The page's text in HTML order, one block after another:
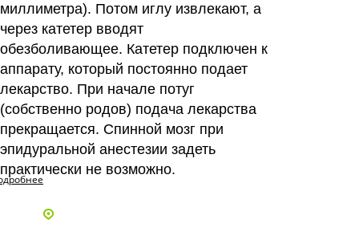
миллиметра). Потом иглу извлекают, а
через катетер вводят
обезболивающее. Катетер подключен к
аппарату, который постоянно подает
лекарство. При начале потуг
(собственно родов) подача лекарства
прекращается. Спинной мозг при
эпидуральной анестезии задеть
практически не возможно.